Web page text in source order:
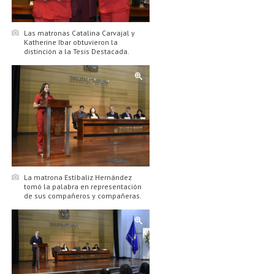
Las matronas Catalina Carvajal y
Katherine Ibar obtuvieron la
distinción a la Tesis Destacada.
La matrona Estíbaliz Hernández
tomó la palabra en representación
de sus compañeros y compañeras.